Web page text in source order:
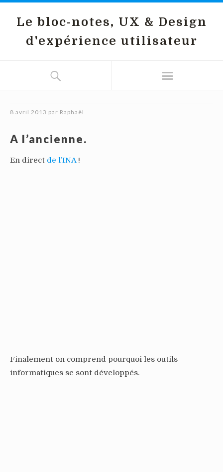
Le bloc-notes, UX & Design
d'expérience utilisateur
8 avril 2013 par Raphaël
A l’ancienne.
En direct de l’INA!
Finalement on comprend pourquoi les outils
informatiques se sont développés.